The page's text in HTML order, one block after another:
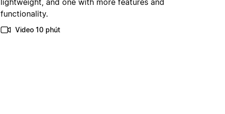
lightweight, and one with more features and
functionality.
Video 10 phút